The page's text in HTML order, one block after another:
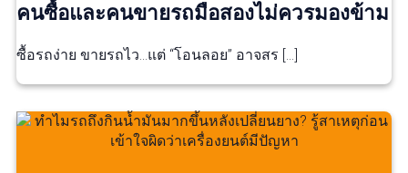
คนซื้อและคนขายรถมือสองไม่ควรมองข้าม
ซื้อรถง่าย ขายรถไว…แต่ “โอนลอย” อาจสร […]